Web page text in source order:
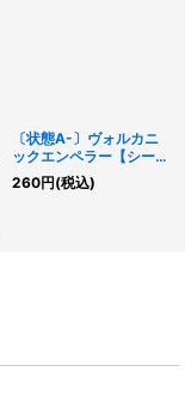
〔状態A-〕ヴォルカニ
ックエンペラー【シーク
レット】{DP28-JP018}
《モンスター》
260円(税込)